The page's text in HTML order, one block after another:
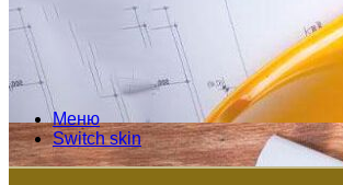
Меню
Switch skin